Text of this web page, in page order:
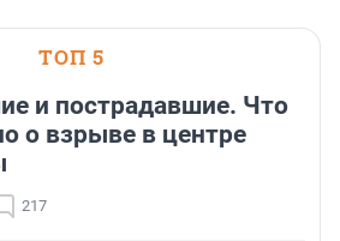
бизнес —
правильного
ТОП 5
и пострадавшие. Что
о взрыве в центре
217